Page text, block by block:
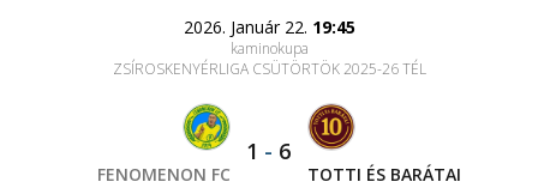
2026. Január 22. 19:45
kaminokupa
ZSÍROSKENYÉRLIGA CSÜTÖRTÖK 2025-26 TÉL
FENOMENON FC
1 - 6
TOTTI ÉS BARÁTAI